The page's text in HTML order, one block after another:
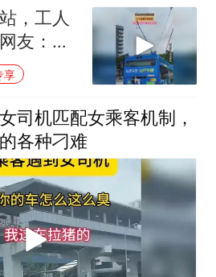
，工人
友：雨
享
司机匹配女乘客机制，
各种刁难